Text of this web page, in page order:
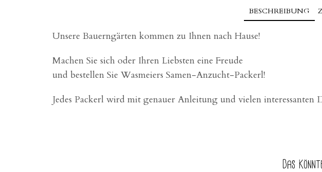
BESCHREIBUNG
Unsere Bauerngärten kommen zu Ihnen nach Hause!
Machen Sie sich oder Ihren Liebsten eine Freude
und bestellen Sie Wasmeiers Samen-Anzucht-Packerl!
Jedes Packerl wird mit genauer Anleitung und vielen interessanten
Das